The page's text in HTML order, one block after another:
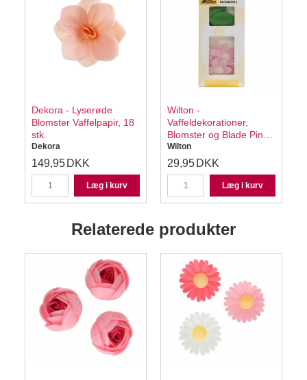
Dekora - Lyserøde
Blomster Vaffelpapir, 18
stk.
Dekora
149,95 DKK
Læg i kurv
Wilton -
Vaffeldekorationer,
Blomster og Blade Pink
11 stk
Wilton
29,95 DKK
Læg i kurv
Relaterede produkter